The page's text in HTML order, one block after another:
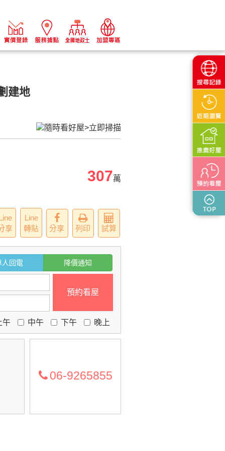
建地
307萬
享
Line
轉貼
分享 列印 試算
人回電 降價通知
預約看屋
午 中午 下午 晚上
06-9265855